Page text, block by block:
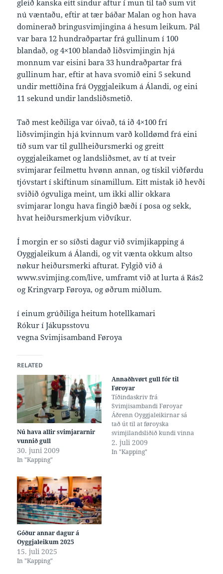
gleið kanska eitt sindur aftur í mun til tað sum vit
nú væntaðu, eftir at tær báðar Malan og hon hava
dominerað bringusvimjingina á hesum leikum. Pál
var bara 12 hundraðpartar frá gullinum í 100
blandað, og 4×100 blandað liðsvimjingin hjá
monnum var eisini bara 33 hundraðpartar frá
gullinum har, eftir at hava svomið eini 5 sekund
undir mettíðina frá Oyggjaleikum á Álandi, og eini
11 sekund undir landsliðsmetið.
Tað mest keðiliga var óivað, tá ið 4×100 frí
liðsvimjingin hjá kvinnum varð kolldømd frá eini
tíð sum var til gullheiðursmerki og greitt
oyggjaleikamet og landsliðsmet, av tí at tveir
svimjarar feilmettu hvønn annan, og tískil viðførdu
tjóvstart í skiftinum sínamillum. Eitt mistak ið hevði
sviðið ógvuliga meint, um ikki allir okkara
svimjarar longu hava fingið bæði í posa og sekk,
hvat heiðursmerkjum viðvíkur.
Í morgin er so síðsti dagur við svimjikapping á
Oyggjaleikum á Álandi, og vit vænta okkum altso
nøkur heiðursmerki afturat. Fylgið við á
www.svimjing.com/live, umframt við at lurta á Rás2
og Kringvarp Føroya, og øðrum miðlum.
í einum grúðiliga heitum hotellkamari
Rókur í Jákupsstovu
vegna Svimjisamband Føroya
RELATED
Nú hava allir svimjararnir
vunnið gull
30. juni 2009
In "Kapping"
Annaðhvørt gull fór til
Føroyar
Tíðindaskriv frá
Svimjisambandi Føroyar
Áðrenn Oyggjaleikirnar sá
tað út til at føroyska
svimjilandsliðið kundi vinna
umleið triðingin av øllum
gullmerkjum á Álandi, um alt
2. juli 2009
In "Kapping"
Góður annar dagur á
Oyggjaleikum 2025
15. juli 2025
In "Kapping"